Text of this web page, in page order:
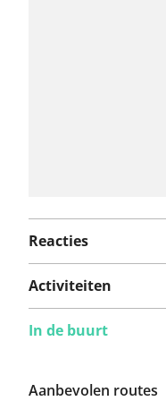
Reacties
Activiteiten
In de buurt
Aanbevolen routes